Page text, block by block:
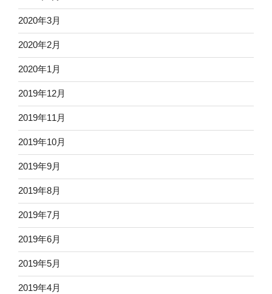
2020年3月
2020年2月
2020年1月
2019年12月
2019年11月
2019年10月
2019年9月
2019年8月
2019年7月
2019年6月
2019年5月
2019年4月